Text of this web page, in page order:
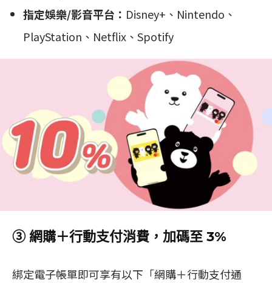
指定娛樂/影音平台： Disney+、Nintendo、
PlayStation、Netflix、Spotify
③ 網購＋行動支付消費，加碼至 3%
綁定電子帳單即可享有以下「網購＋行動支付通